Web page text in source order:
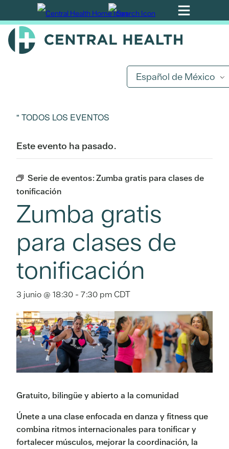
Ir
al
contenido
Español de México
" TODOS LOS EVENTOS
Este evento ha pasado.
Serie de eventos:Zumba gratis para clases de
tonificación
Zumba gratis
para clases de
tonificación
3 junio @ 18:30 - 7:30 pmCDT
Gratuito, bilingüe y abierto a la comunidad
Únete a una clase enfocada en danza y fitness que
combina ritmos internacionales para tonificar y
fortalecer músculos, mejorar la coordinación, la